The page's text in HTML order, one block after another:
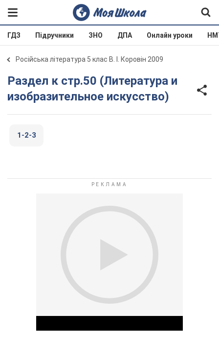
ГДЗ Підручники ЗНО ДПА Онлайн уроки
Російська література 5 клас В. І. Коровін 2009
Раздел к стр.50 (Литература и
изобразительное искусство)
1-2-3